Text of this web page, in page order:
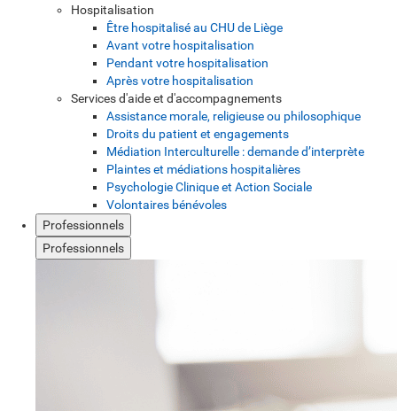
Hospitalisation
Être hospitalisé au CHU de Liège
Avant votre hospitalisation
Pendant votre hospitalisation
Après votre hospitalisation
Services d'aide et d'accompagnements
Assistance morale, religieuse ou philosophique
Droits du patient et engagements
Médiation Interculturelle : demande d’interprète
Plaintes et médiations hospitalières
Psychologie Clinique et Action Sociale
Volontaires bénévoles
Professionnels
Professionnels